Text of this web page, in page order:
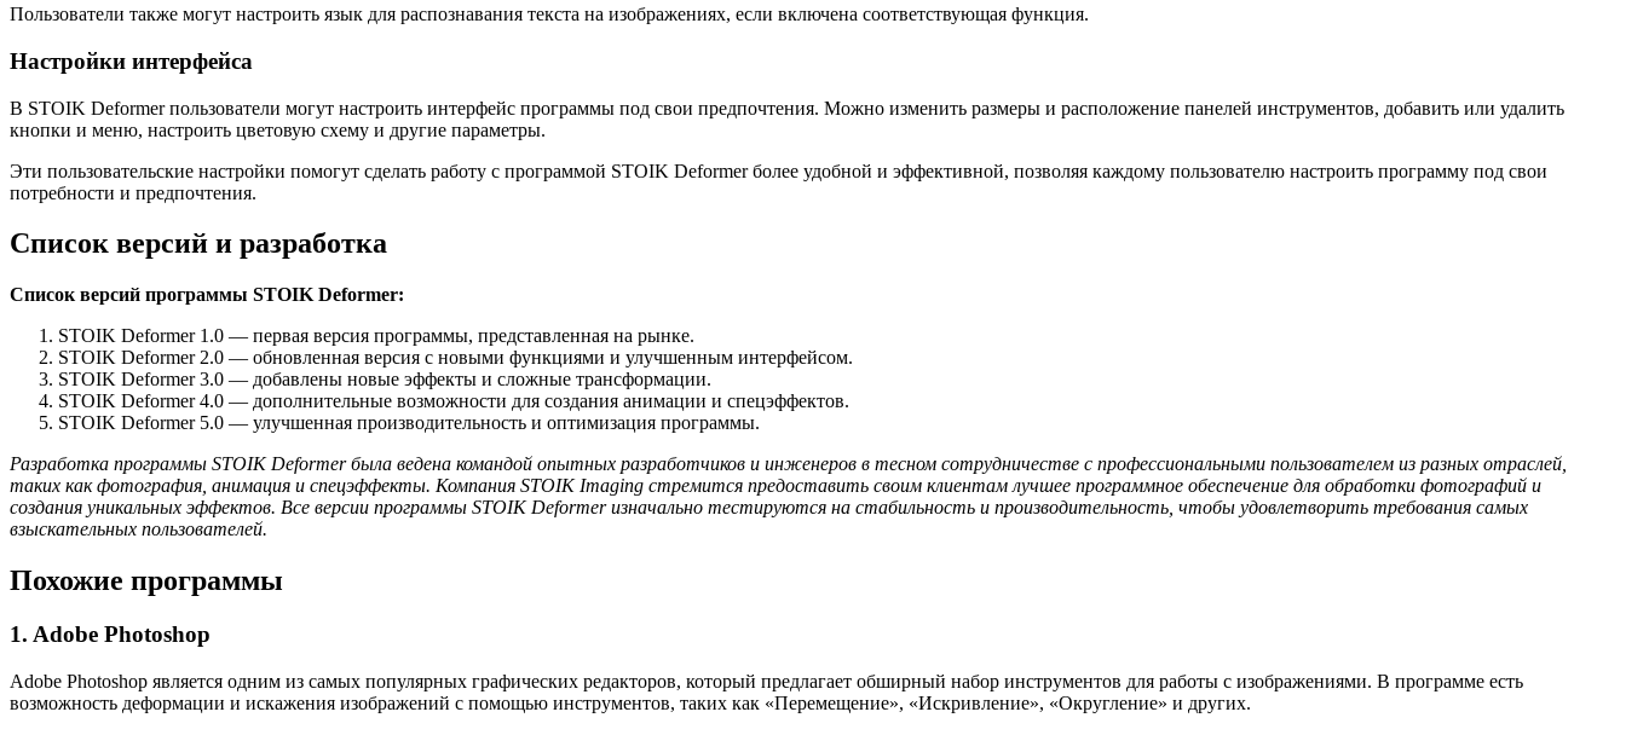
Пользователи также могут настроить язык для распознавания текста на изображениях, если включена соответствующая функция.
Настройки интерфейса
В STOIK Deformer пользователи могут настроить интерфейс программы под свои предпочтения. Можно изменить размеры и расположение панелей инструментов, добавить или удалить
кнопки и меню, настроить цветовую схему и другие параметры.
Эти пользовательские настройки помогут сделать работу с программой STOIK Deformer более удобной и эффективной, позволяя каждому пользователю настроить программу под свои
потребности и предпочтения.
Список версий и разработка
Список версий программы STOIK Deformer:
STOIK Deformer 1.0 — первая версия программы, представленная на рынке.
STOIK Deformer 2.0 — обновленная версия с новыми функциями и улучшенным интерфейсом.
STOIK Deformer 3.0 — добавлены новые эффекты и сложные трансформации.
STOIK Deformer 4.0 — дополнительные возможности для создания анимации и спецэффектов.
STOIK Deformer 5.0 — улучшенная производительность и оптимизация программы.
Разработка программы STOIK Deformer была ведена командой опытных разработчиков и инженеров в тесном сотрудничестве с профессиональными пользователем из разных отраслей,
таких как фотография, анимация и спецэффекты. Компания STOIK Imaging стремится предоставить своим клиентам лучшее программное обеспечение для обработки фотографий и
создания уникальных эффектов. Все версии программы STOIK Deformer изначально тестируются на стабильность и производительность, чтобы удовлетворить требования самых
взыскательных пользователей.
Похожие программы
1. Adobe Photoshop
Adobe Photoshop является одним из самых популярных графических редакторов, который предлагает обширный набор инструментов для работы с изображениями. В программе есть
возможность деформации и искажения изображений с помощью инструментов, таких как «Перемещение», «Искривление», «Округление» и других.